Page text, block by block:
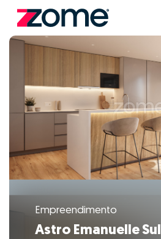
Empreendimento
Astro Emanuelle Sul